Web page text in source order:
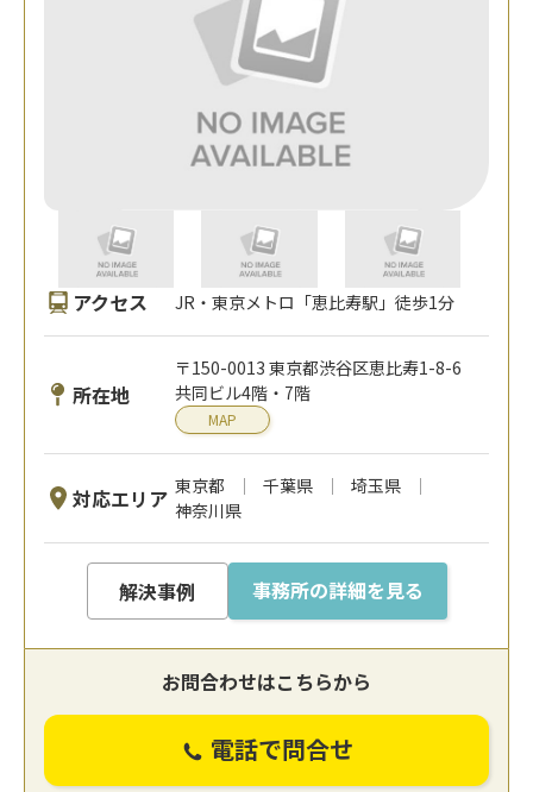
アクセス JR・東京メトロ「恵比寿駅」徒歩1分
所在地
〒150-0013 東京都渋谷区恵比寿1-8-6
共同ビル4階・7階
MAP
対応エリア 東京都 千葉県
埼玉県
神奈川県
解決事例 事務所の詳細を見る
お問合わせはこちらから
電話で問合せ